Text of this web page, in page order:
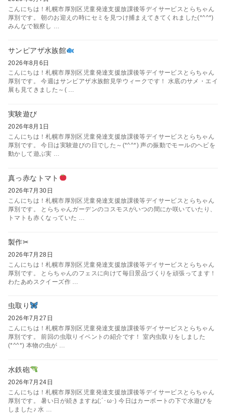
こんにちは！札幌市厚別区児童発達支援放課後等デイサービスとらちゃん
厚別です。 朝のお迎えの時にセミを見つけ捕まえてきてくれました(*^^*)
みんなで観察し …
サンピアザ水族館
2026年8月6日
こんにちは！札幌市厚別区児童発達支援放課後等デイサービスとらちゃん
厚別です。 今週はサンピアザ水族館見学ウィークです！ 水底のサメ・エイ
展も見てきました～( …
実験遊び
2026年8月1日
こんにちは！札幌市厚別区児童発達支援放課後等デイサービスとらちゃん
厚別です。 今日は実験遊びの日でした～(*^^*) 声の振動でモールのヘビを
動かして遊ぶ実 …
真っ赤なトマト
2026年7月30日
こんにちは！札幌市厚別区児童発達支援放課後等デイサービスとらちゃん
厚別です。 とらちゃんガーデンのコスモスがいつの間にか咲いていたり、
トマトも赤くなっていた …
製作✂
2026年7月28日
こんにちは！札幌市厚別区児童発達支援放課後等デイサービスとらちゃん
厚別です。 とらちゃんのフェスに向けて毎日景品づくりを頑張ってます！
わたあめスクイーズ作 …
虫取り
2026年7月27日
こんにちは！札幌市厚別区児童発達支援放課後等デイサービスとらちゃん
厚別です。 前回の虫取りイベントの紹介です！ 室内虫取りをしました
(*^^*) 本物の虫が …
水鉄砲
2026年7月24日
こんにちは！札幌市厚別区児童発達支援放課後等デイサービスとらちゃん
厚別です。 暑い日が続きますね(;´･ω･) 今日はカーポートの下で水遊びを
しました♪ 水 …